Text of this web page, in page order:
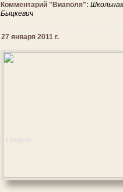
Комментарий "Виаполя":
Быцкевич
27 января 2011 г.